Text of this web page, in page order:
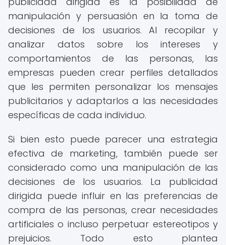
manipulación y persuasión en la toma de
decisiones de los usuarios. Al recopilar y
analizar datos sobre los intereses y
comportamientos de las personas, las
empresas pueden crear perfiles detallados
que les permiten personalizar los mensajes
publicitarios y adaptarlos a las necesidades
específicas de cada individuo.
Si bien esto puede parecer una estrategia
efectiva de marketing, también puede ser
considerado como una manipulación de las
decisiones de los usuarios. La publicidad
dirigida puede influir en las preferencias de
compra de las personas, crear necesidades
artificiales o incluso perpetuar estereotipos y
prejuicios. Todo esto plantea